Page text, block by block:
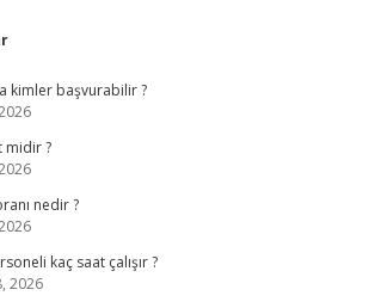
kimler başvurabilir ?
midir ?
nedir ?
kaç saat çalışır ?
2026